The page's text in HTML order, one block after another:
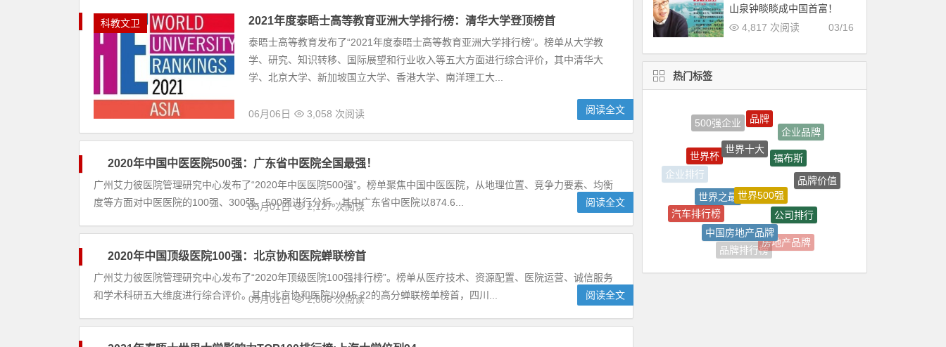
06月06日 3,466 次阅读
2021年度泰晤士高等教育亚洲大学排行榜：清华大学登顶榜首
学、研究、知识转移、国际展望和行业收入等五大方面进行综合评价，其中清华大
06月06日 3,058 次阅读
2020年中国中医医院500强：广东省中医院全国最强！
广州艾力彼医院管理研究中心发布了“2020年中医医院500强”。榜单聚焦中国中医医
院，从地理位置、竞争力要素、均衡度等方面对中医医院的100强、300强、500强进
05月01日 2,127 次阅读 阅读全文
山泉钟睒睒成中国首富！
03/16
4,817 次阅读
热门标签
企业排行
世界十大
福布斯
品牌价值
500强
财富世界
中国城市
品牌排行
汽车排行榜
世界之最
世界500强
公司排行
房地产品牌
品牌排行榜
中国房地产品牌